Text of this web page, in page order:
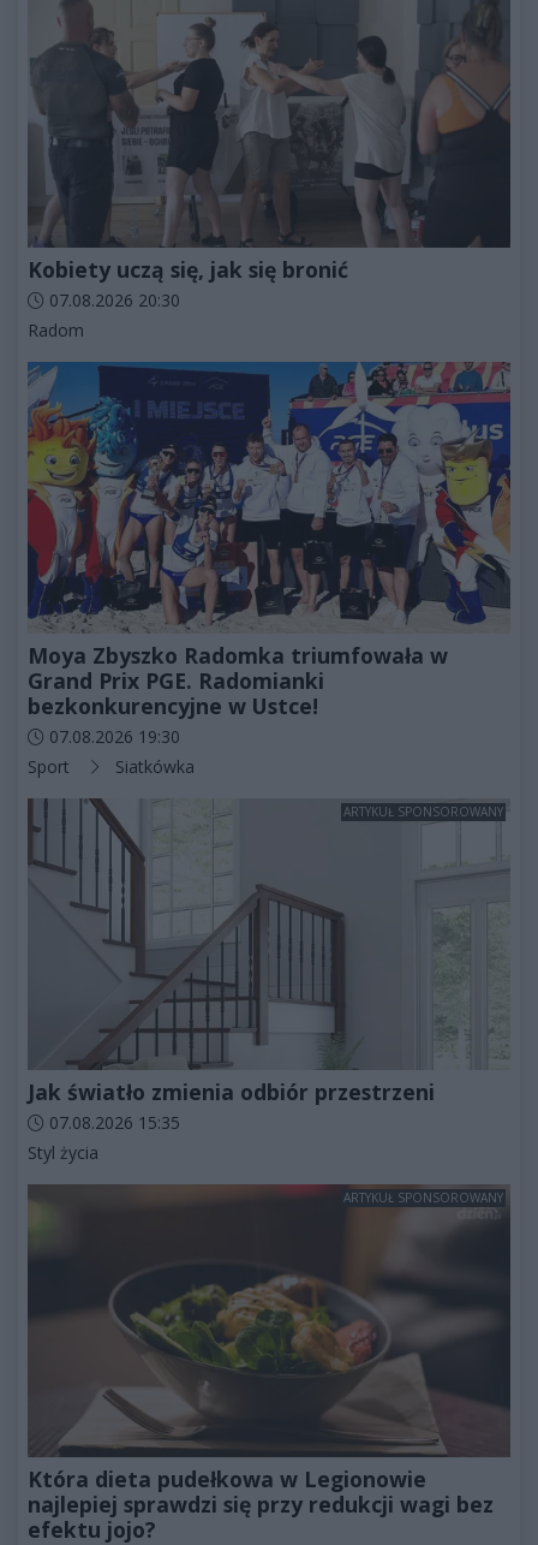
Kobiety uczą się, jak się bronić
Data dodania artykułu:
07.08.2026 20:30
Kategorie artykułu:
Radom
Moya Zbyszko Radomka triumfowała w
Grand Prix PGE. Radomianki
bezkonkurencyjne w Ustce!
Data dodania artykułu:
07.08.2026 19:30
Kategorie artykułu:
Sport Siatkówka
ARTYKUŁ SPONSOROWANY
Jak światło zmienia odbiór przestrzeni
Data dodania artykułu:
07.08.2026 15:35
Kategorie artykułu:
Styl życia
ARTYKUŁ SPONSOROWANY
Która dieta pudełkowa w Legionowie
najlepiej sprawdzi się przy redukcji wagi bez
efektu jojo?